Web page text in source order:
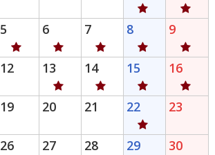
5 6 7 8 9
12 13 14 15 16
19 20 21 22 23
26 27 28 29 30